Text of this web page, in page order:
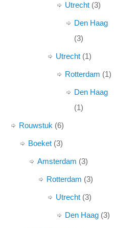
Utrecht 3
Den Haag
3
Utrecht 1
Rotterdam 1
Den Haag
1
Rouwstuk 6
Boeket 3
Amsterdam 3
Rotterdam 3
Utrecht 3
Den Haag 3